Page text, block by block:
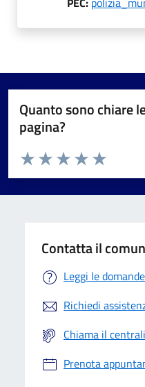
Quanto sono chiare
pagina?
Valuta da 1 a 5 stelle la pagina
Valuta 5
Valuta 4 stelle
Valuta 3 stelle su 5
Valuta 2 stelle su 5
Valuta 1 stelle su 5
Contatta il
Leggi le
Richiedi
Chiama il
Prenota